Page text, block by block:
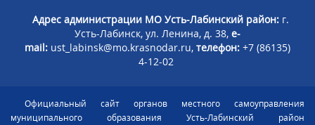
Адрес администрации МО Усть-Лабинский район: г.
Усть-Лабинск, ул. Ленина, д. 38, e-
mail: ust_labinsk@mo.krasnodar.ru, телефон: +7 (86135)
4-12-02
Официальный сайт органов местного самоуправления
муниципального образования Усть-Лабинский район